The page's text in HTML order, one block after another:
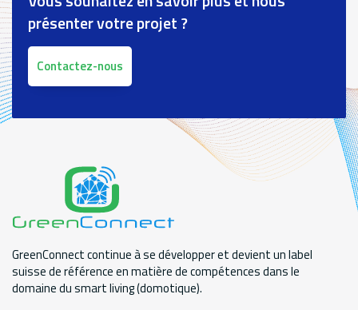
présenter votre projet ?
Contactez-nous
GreenConnect continue à se développer et devient un label
suisse de référence en matière de compétences dans le
domaine du smart living (domotique).